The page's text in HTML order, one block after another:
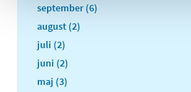
september (6)
august (2)
juli (2)
juni (2)
maj (3)